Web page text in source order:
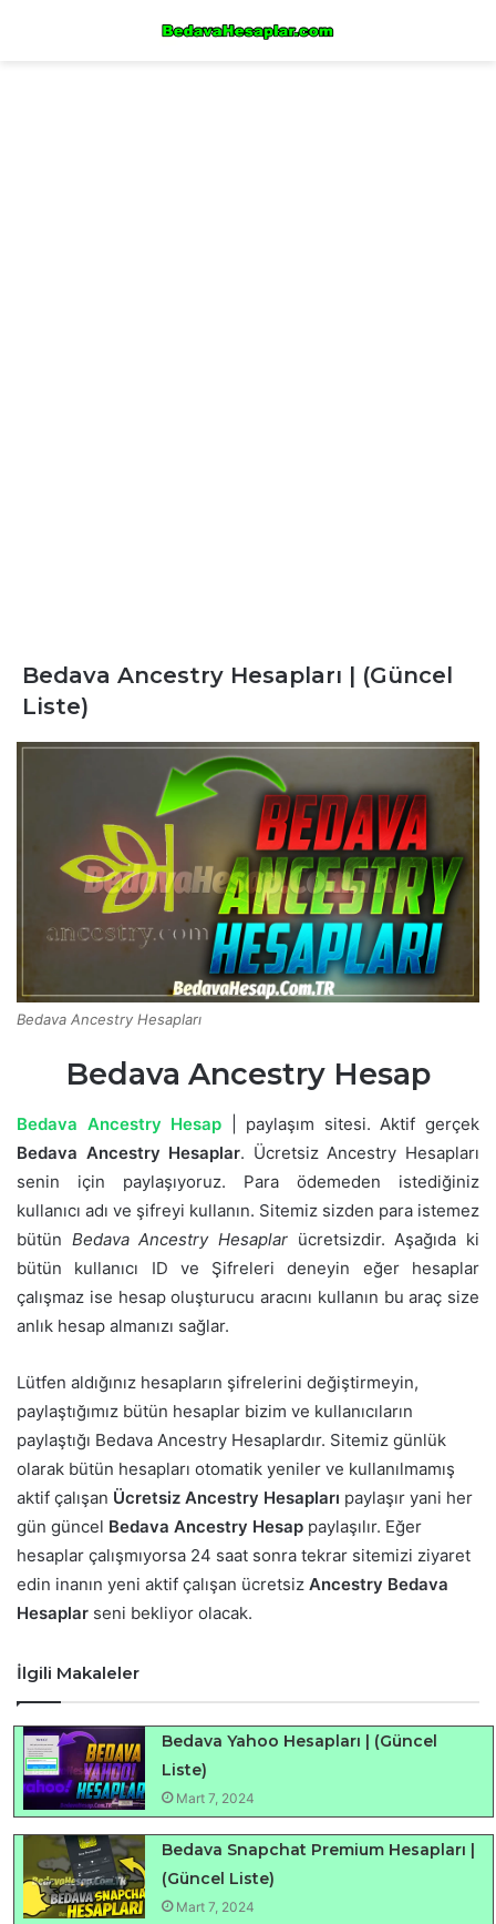
Bedava Ancestry Hesapları | (Güncel
Liste)
Bedava Ancestry Hesapları
Bedava Ancestry Hesap
Bedava Ancestry Hesap | paylaşım sitesi. Aktif gerçek
Bedava Ancestry Hesaplar. Ücretsiz Ancestry Hesapları
senin için paylaşıyoruz. Para ödemeden istediğiniz
kullanıcı adı ve şifreyi kullanın. Sitemiz sizden para istemez
bütün Bedava Ancestry Hesaplar ücretsizdir. Aşağıda ki
bütün kullanıcı ID ve Şifreleri deneyin eğer hesaplar
çalışmaz ise hesap oluşturucu aracını kullanın bu araç size
anlık hesap almanızı sağlar.
Lütfen aldığınız hesapların şifrelerini değiştirmeyin,
paylaştığımız bütün hesaplar bizim ve kullanıcıların
paylaştığı Bedava Ancestry Hesaplardır. Sitemiz günlük
olarak bütün hesapları otomatik yeniler ve kullanılmamış
aktif çalışan Ücretsiz Ancestry Hesapları paylaşır yani her
gün güncel Bedava Ancestry Hesap paylaşılır. Eğer
hesaplar çalışmıyorsa 24 saat sonra tekrar sitemizi ziyaret
edin inanın yeni aktif çalışan ücretsiz Ancestry Bedava
Hesaplar seni bekliyor olacak.
İlgili Makaleler
Bedava Yahoo Hesapları | (Güncel
Liste)
Mart 7, 2024
Bedava Snapchat Premium Hesapları |
(Güncel Liste)
Mart 7, 2024